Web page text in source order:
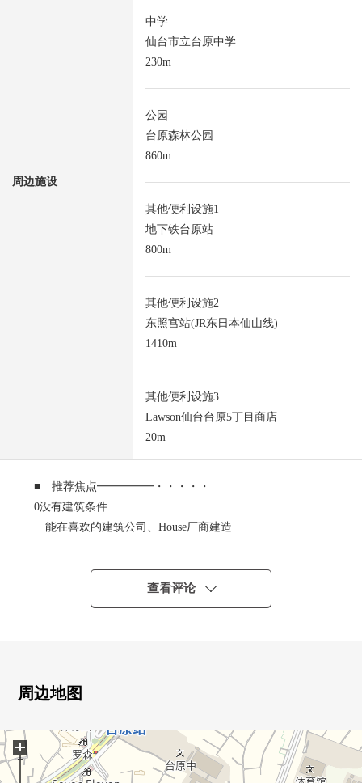
周边施设
中学
仙台市立台原中学
230m
公园
台原森林公园
860m
其他便利设施1
地下铁台原站
800m
其他便利设施2
东照宫站(JR东日本仙山线)
1410m
其他便利设施3
Lawson仙台台原5丁目商店
20m
■ 推荐焦点━━━━━・・・・・
0没有建筑条件
能在喜欢的建筑公司、House厂商建造
0可以2路线使用的位置(仙台市地铁南北线，JR仙山线)
0在周围，生活便利设施大多数
0作为投资用物件，也推荐
○仙台市立台原小学步行5分钟的约350m
[周边施设]
○Lawson仙台台原商店步行1分钟的约20m
○TSURUHA药品仙台台原5丁目商店步行1分钟的约40m
查看评论
周边地图
+